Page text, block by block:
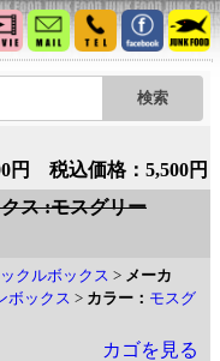
円 税込価格：5,500円
ス :モスグリー
クルボックス > メーカ
ボックス > カラー： モスグ
カゴを見る